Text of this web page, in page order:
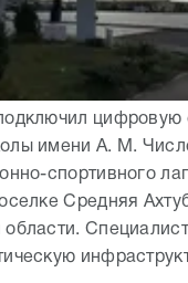
цифровую
имени А. М.
спортивного
Средняя
области.